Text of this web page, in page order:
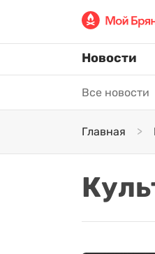
Новости
Все новости
Главная